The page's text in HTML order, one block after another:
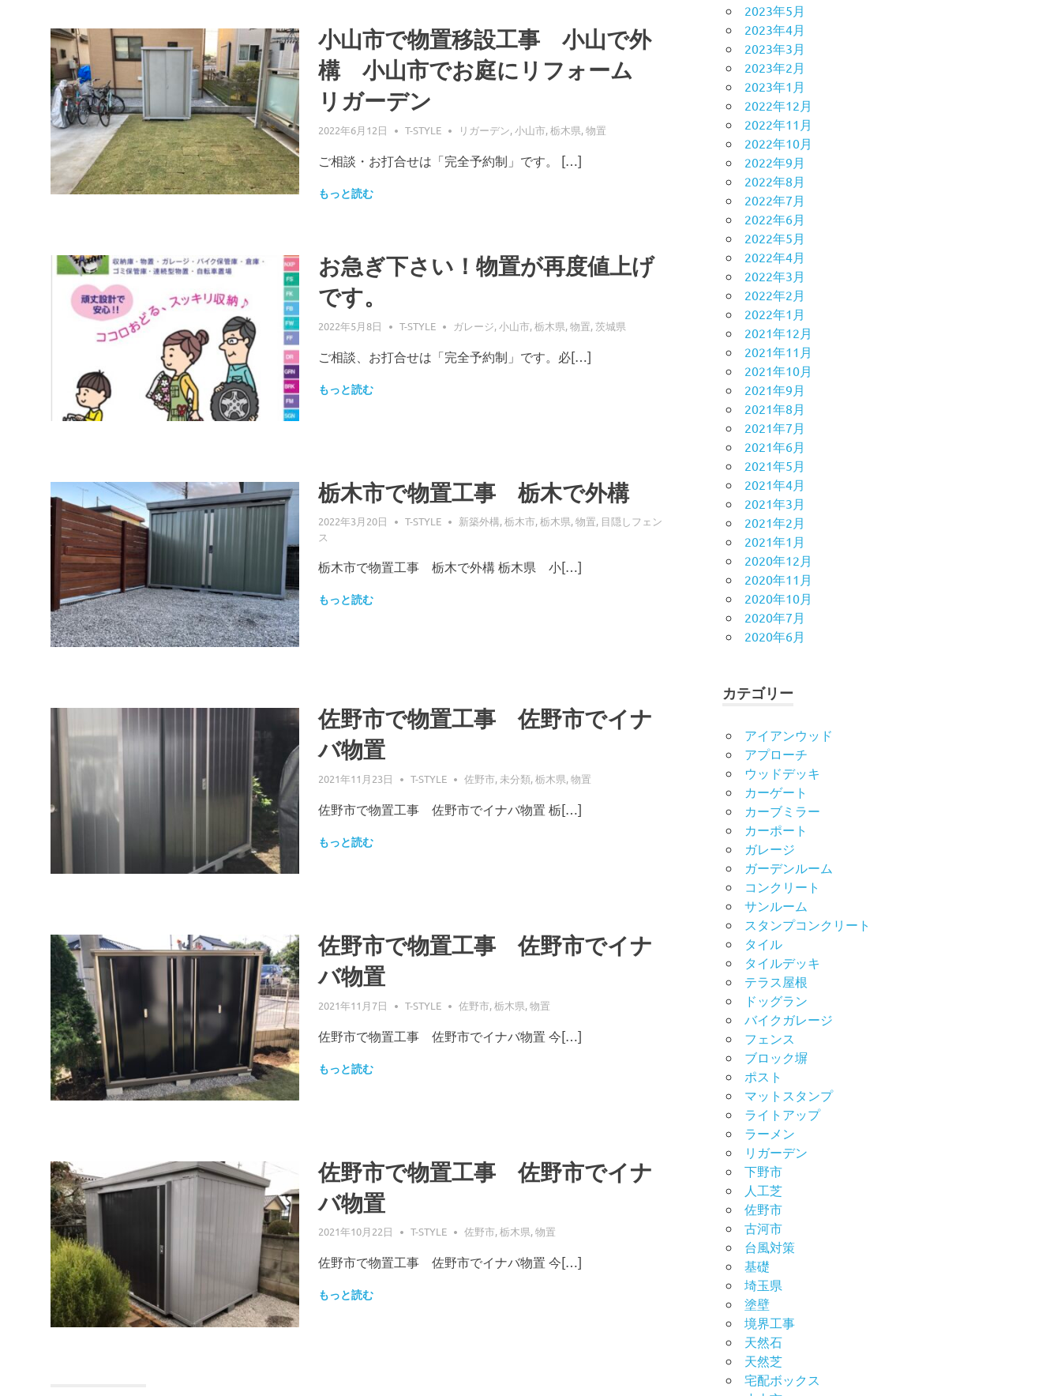
小山市で物置移設工事 小山で外
構 小山市でお庭にリフォーム
リガーデン
2022年6月12日 T-STYLE リガーデン,小山市,栃木県,物置
ご相談・お打合せは「完全予約制」です。 […]
もっと読む
お急ぎ下さい！物置が再度値上げ
です。
2022年5月8日 T-STYLE ガレージ,小山市,栃木県,物置,茨城県
ご相談、お打合せは「完全予約制」です。必[…]
もっと読む
栃木市で物置工事 栃木で外構
2022年3月20日 T-STYLE 新築外構,栃木市,栃木県,物置, 目隠しフェン
ス
栃木市で物置工事 栃木で外構 栃木県 小[…]
もっと読む
佐野市で物置工事 佐野市でイナ
バ物置
2021年11月23日 T-STYLE 佐野市, 未分類,栃木県,物置
佐野市で物置工事 佐野市でイナバ物置 栃[…]
もっと読む
佐野市で物置工事 佐野市でイナ
バ物置
2021年11月7日 T-STYLE 佐野市,栃木県,物置
佐野市で物置工事 佐野市でイナバ物置 今[…]
もっと読む
佐野市で物置工事 佐野市でイナ
バ物置
2021年10月22日 T-STYLE 佐野市,栃木県,物置
佐野市で物置工事 佐野市でイナバ物置 今[…]
もっと読む
2023年5月
2023年4月
2023年3月
2023年2月
2023年1月
2022年12月
2022年11月
2022年10月
2022年9月
2022年8月
2022年7月
2022年6月
2022年5月
2022年4月
2022年3月
2022年2月
2022年1月
2021年12月
2021年11月
2021年10月
2021年9月
2021年8月
2021年7月
2021年6月
2021年5月
2021年4月
2021年3月
2021年2月
2021年1月
2020年12月
2020年11月
2020年10月
2020年7月
2020年6月
カテゴリー
アイアンウッド
アプローチ
ウッドデッキ
カーゲート
カーブミラー
カーポート
ガレージ
ガーデンルーム
コンクリート
サンルーム
スタンプコンクリート
タイル
タイルデッキ
テラス屋根
ドッグラン
バイクガレージ
フェンス
ブロック塀
ポスト
マットスタンプ
ライトアップ
ラーメン
リガーデン
下野市
人工芝
佐野市
古河市
台風対策
基礎
埼玉県
塗壁
境界工事
天然石
天然芝
宅配ボックス